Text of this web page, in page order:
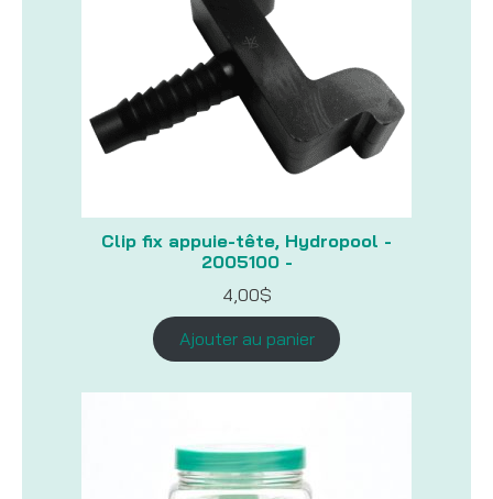
Clip fix appuie-tête, Hydropool -
2005100 -
4,00$
Ajouter au panier